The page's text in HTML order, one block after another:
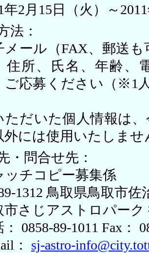
年2月15日（火）～
法：
メール（FAX、郵送
住所、氏名、年齢、
ご応募ください（※1
だいた個人情報は
外には使用いたしませ
・問合せ先：
ッチコピー募集係
1312 鳥取県鳥取市佐
市さじアストロパーク
： 0858-89-1011 Fax：
： sj-astro-